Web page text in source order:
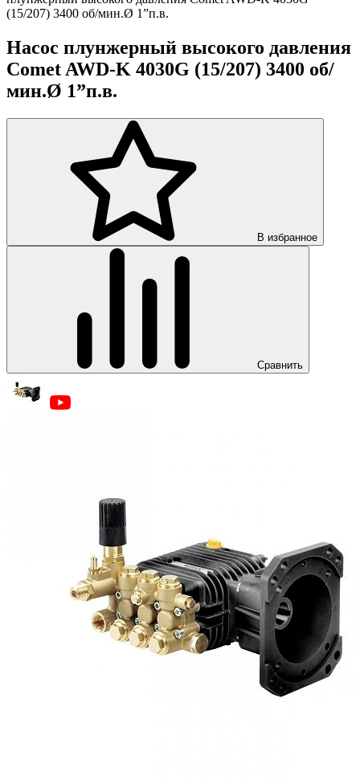
(15/207) 3400 об/мин.Ø 1”п.в.
Насос плунжерный высокого давления
Comet AWD-K 4030G (15/207) 3400 об/
мин.Ø 1”п.в.
В избранное
Сравнить